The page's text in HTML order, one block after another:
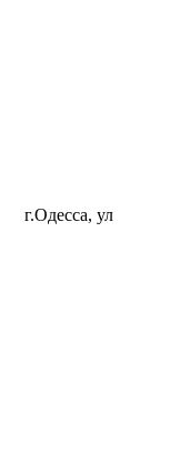
г.Одесса, ул